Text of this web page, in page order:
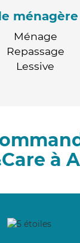
ménagère
Ménage
Repassage
Lessive
à